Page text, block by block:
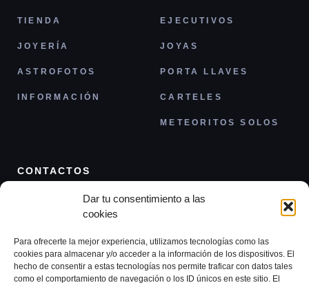
Dar tu consentimiento a las
cookies
Para ofrecerte la mejor experiencia, utilizamos tecnologías como las
cookies para almacenar y/o acceder a la información de los dispositivos. El
hecho de consentir a estas tecnologías nos permite traficar con datos tales
como el comportamiento de navegación o los ID únicos en este sitio. El
TIENDA
JOYERÍA
ASTROFOTOS
INFORMACIÓN
EJECUTIVOS
JOYAS
PORTA LLAVES
CARTELES
METEORITOS SOLOS
CONTACTOS
+33 6 81 21 13 76